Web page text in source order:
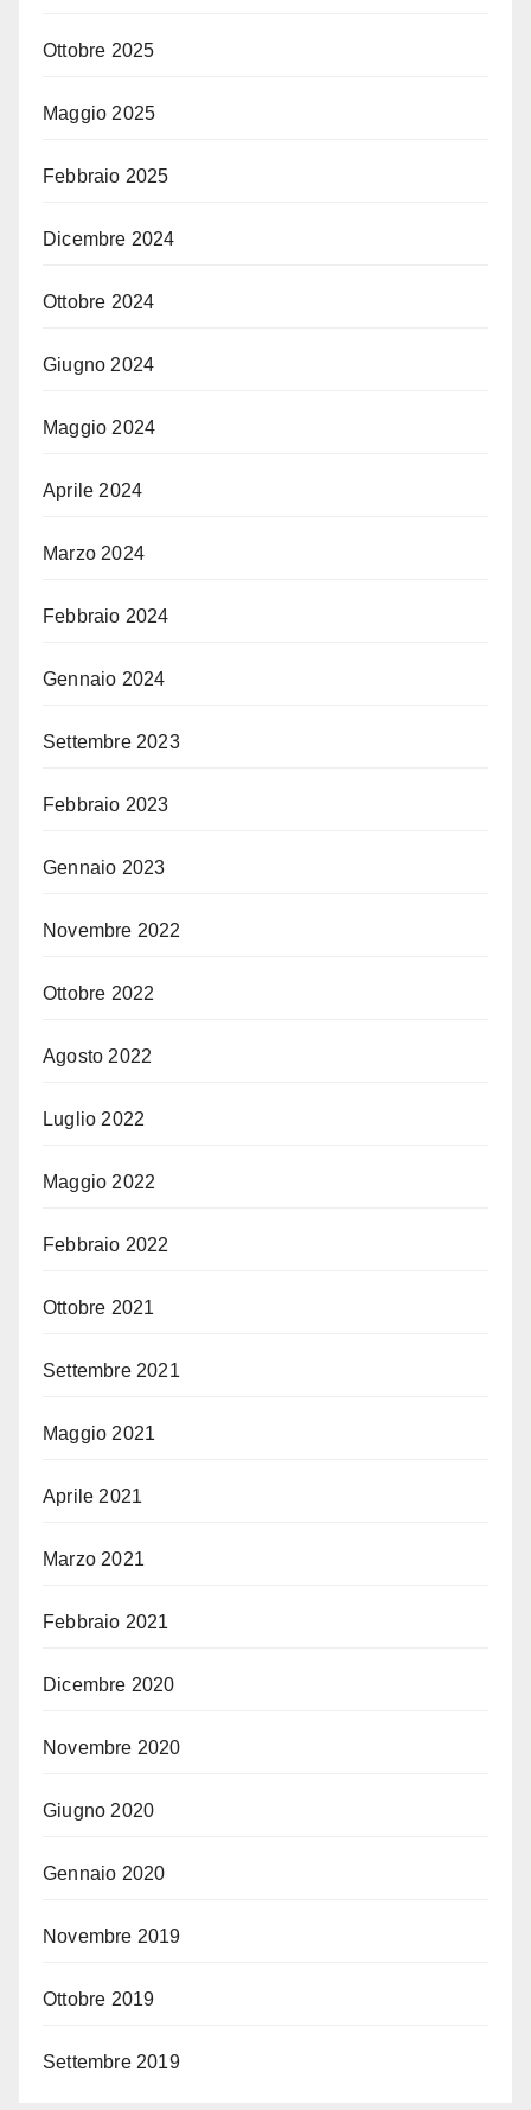
Ottobre 2025
Maggio 2025
Febbraio 2025
Dicembre 2024
Ottobre 2024
Giugno 2024
Maggio 2024
Aprile 2024
Marzo 2024
Febbraio 2024
Gennaio 2024
Settembre 2023
Febbraio 2023
Gennaio 2023
Novembre 2022
Ottobre 2022
Agosto 2022
Luglio 2022
Maggio 2022
Febbraio 2022
Ottobre 2021
Settembre 2021
Maggio 2021
Aprile 2021
Marzo 2021
Febbraio 2021
Dicembre 2020
Novembre 2020
Giugno 2020
Gennaio 2020
Novembre 2019
Ottobre 2019
Settembre 2019